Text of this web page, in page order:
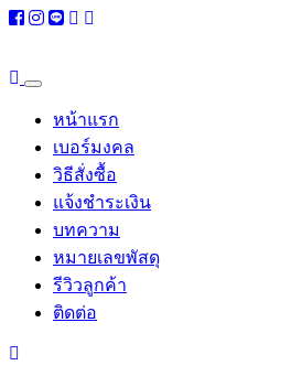
หน้าแรก
เบอร์มงคล
วิธีสั่งซื้อ
แจ้งชำระเงิน
บทความ
หมายเลขพัสดุ
รีวิวลูกค้า
ติดต่อ